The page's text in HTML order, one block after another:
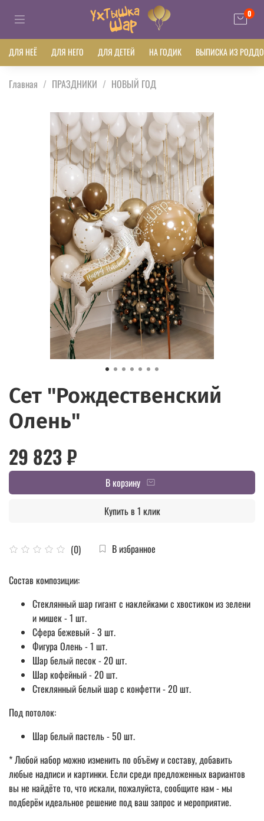
0
ДЛЯ НЕЁ ДЛЯ НЕГО ДЛЯ ДЕТЕЙ НА ГОДИК ВЫПИСКА ИЗ
Главная ПРАЗДНИКИ НОВЫЙ ГОД
Сет "Рождественский
Олень"
(0) В избранное
29 823 ₽
В корзину
Купить в 1 клик
Состав композиции:
Стеклянный шар гигант с наклейками с хвостиком из зелени
и мишек - 1 шт.
Сфера бежевый - 3 шт.
Фигура Олень - 1 шт.
Шар белый песок - 20 шт.
Шар кофейный - 20 шт.
Стеклянный белый шар с конфетти - 20 шт.
Под потолок:
Шар белый пастель - 50 шт.
* Любой набор можно изменить по объёму и составу, добавить
любые надписи и картинки. Если среди предложенных вариантов
вы не найдёте то, что искали, пожалуйста, сообщите нам - мы
подберём идеальное решение под ваш запрос и мероприятие.